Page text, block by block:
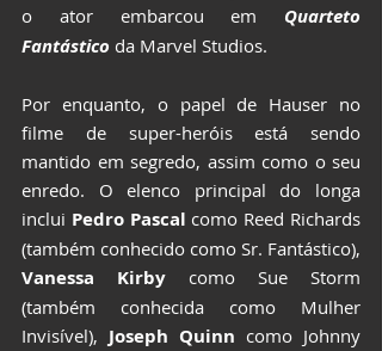
o ator embarcou em
Quarteto
Fantástico da Marvel Studios.
Por enquanto, o papel de Hauser no
filme de super-heróis está sendo
mantido em segredo, assim como o seu
enredo. O elenco principal do longa
inclui Pedro Pascal como Reed Richards
Vanessa Kirby como Sue Storm
(também conhecida como Mulher
Invisível), Joseph Quinn como Johnny